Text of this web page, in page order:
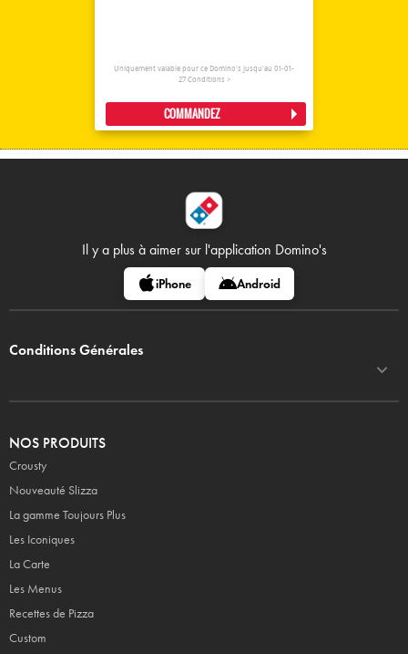
Uniquement valable pour ce Domino's jusqu'au 01-01-
27 Conditions >
COMMANDEZ
Il y a plus à aimer sur l'application Domino's
iPhone Android
Conditions Générales
NOS PRODUITS
Crousty
Nouveauté Slizza
La gamme Toujours Plus
Les Iconiques
La Carte
Les Menus
Recettes de Pizza
Custom